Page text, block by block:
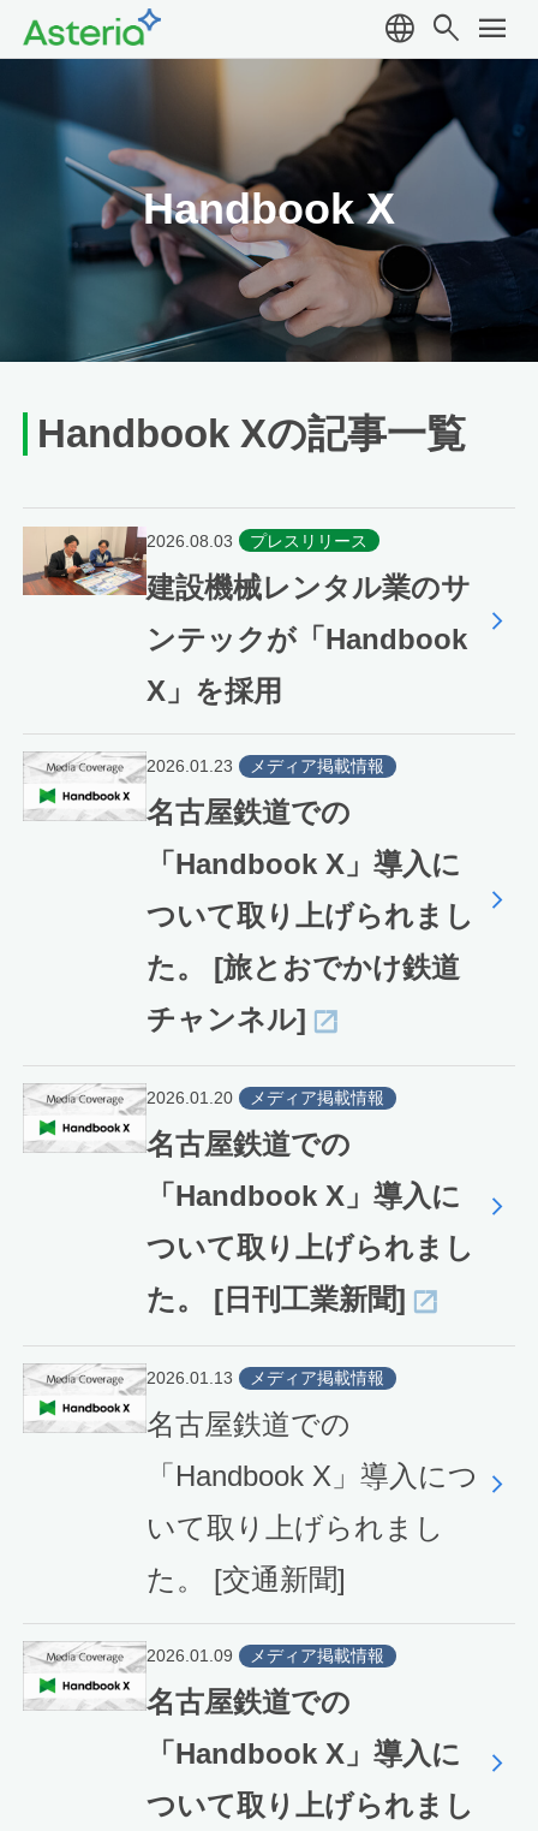
language search menu
Handbook X
Handbook Xの記事一覧
2026.08.03 プレスリリース
建設機械レンタル業のサ
ンテックが「Handbook
X」を採用
2026.01.23 メディア掲載情報
名古屋鉄道での
「Handbook X」導入に
ついて取り上げられまし
た。 [旅とおでかけ鉄道
チャンネル]
2026.01.20 メディア掲載情報
名古屋鉄道での
「Handbook X」導入に
ついて取り上げられまし
た。 [日刊工業新聞]
2026.01.13 メディア掲載情報
名古屋鉄道での
「Handbook X」導入につ
いて取り上げられまし
た。 [交通新聞]
2026.01.09 メディア掲載情報
名古屋鉄道での
「Handbook X」導入に
ついて取り上げられまし